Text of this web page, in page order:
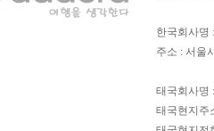
한국회사명 :
주소 : 서울
태국회사명 :
태국현지주